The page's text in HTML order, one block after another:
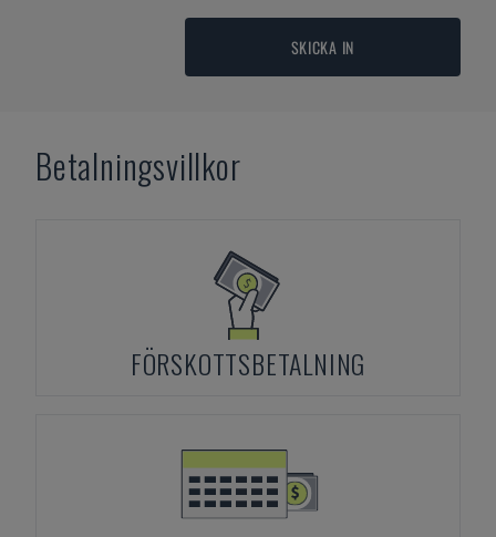
SKICKA IN
Betalningsvillkor
FÖRSKOTTSBETALNING